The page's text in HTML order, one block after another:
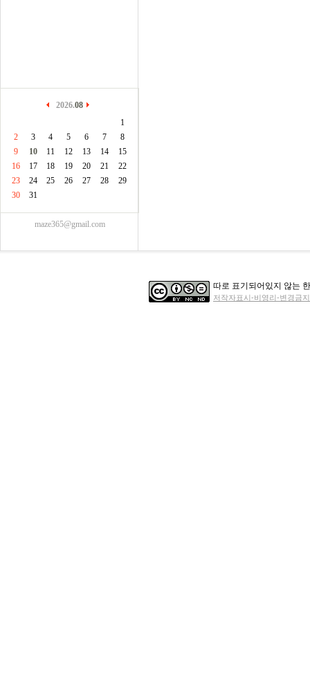
2026.08
1
2
3 4 5 6 7
8
9
10 11 12 13 14
15
16
17 18 19 20 21
22
23
24 25 26 27 28
29
30
31
maze365@gmail.com
따로 표기되어있지 않는
저작자표시-비영리-변경금